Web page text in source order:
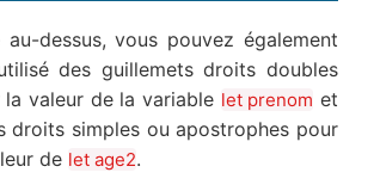
dessus, vous pouvez également
des guillemets droits doubles
valeur de la variable let prenom et
droits simples ou apostrophes pour
de let age2.